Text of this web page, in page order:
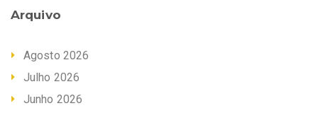
Arquivo
Agosto 2026
Julho 2026
Junho 2026